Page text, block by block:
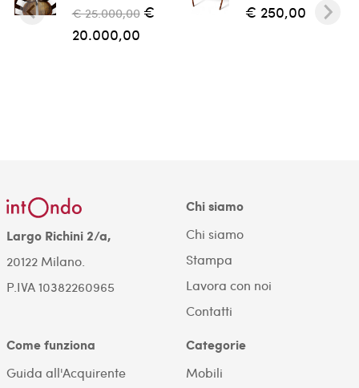
€ 25.000,00 €
20.000,00
€ 250,00
Largo Richini 2/a,
20122 Milano.
P.IVA 10382260965
Chi siamo
Chi siamo
Stampa
Lavora con noi
Contatti
Come funziona
Guida all'Acquirente
Categorie
Mobili